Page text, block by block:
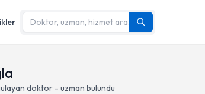
doktor - uzman bulundu